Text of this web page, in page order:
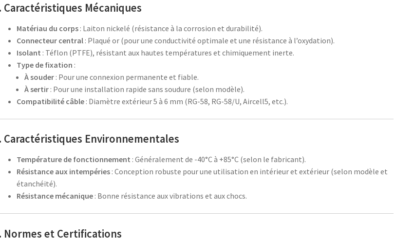
Caractéristiques Mécaniques
Matériau du corps : Laiton nickelé (résistance à la corrosion et durabilité).
Connecteur central : Plaqué or (pour une conductivité optimale et une résistance à l’oxydation).
Isolant : Téflon (PTFE), résistant aux hautes températures et chimiquement inerte.
Type de fixation :
À souder : Pour une connexion permanente et fiable.
À sertir : Pour une installation rapide sans soudure (selon modèle).
Compatibilité câble : Diamètre extérieur 5 à 6 mm (RG-58, RG-58/U, Aircell5, etc.).
Caractéristiques Environnementales
Température de fonctionnement : Généralement de -40°C à +85°C (selon le fabricant).
Résistance aux intempéries : Conception robuste pour une utilisation en intérieur et extérieur (selon modèle et
étanchéité).
Résistance mécanique : Bonne résistance aux vibrations et aux chocs.
Normes et Certifications